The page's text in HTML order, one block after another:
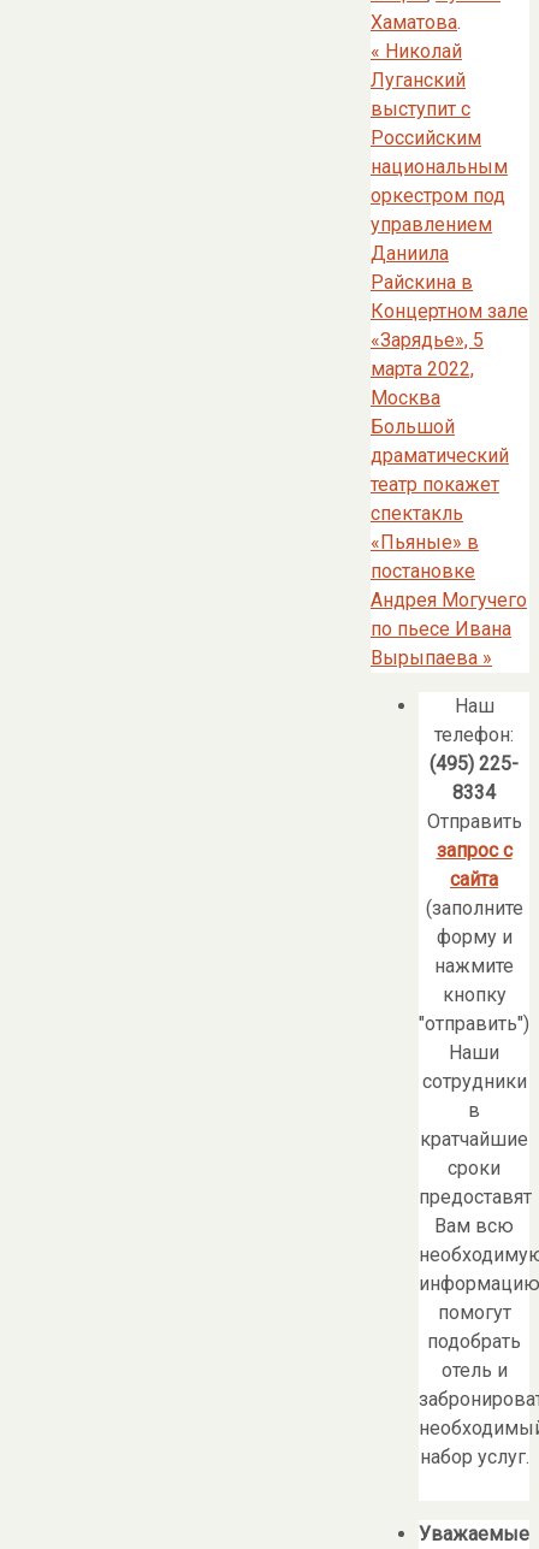
Хаматова.
« Николай
Луганский
выступит с
Российским
национальным
оркестром под
управлением
Даниила
Райскина в
Концертном зале
«Зарядье», 5
марта 2022,
Москва
Большой
драматический
театр покажет
спектакль
«Пьяные» в
постановке
Андрея Могучего
по пьесе Ивана
Вырыпаева »
Наш
телефон:
(495) 225-
8334
Отправить
запрос с
сайта
(заполните
форму и
нажмите
кнопку
"отправить")
Наши
сотрудники
в
кратчайшие
сроки
предоставят
Вам всю
помогут
подобрать
отель и
набор услуг.
Уважаемые